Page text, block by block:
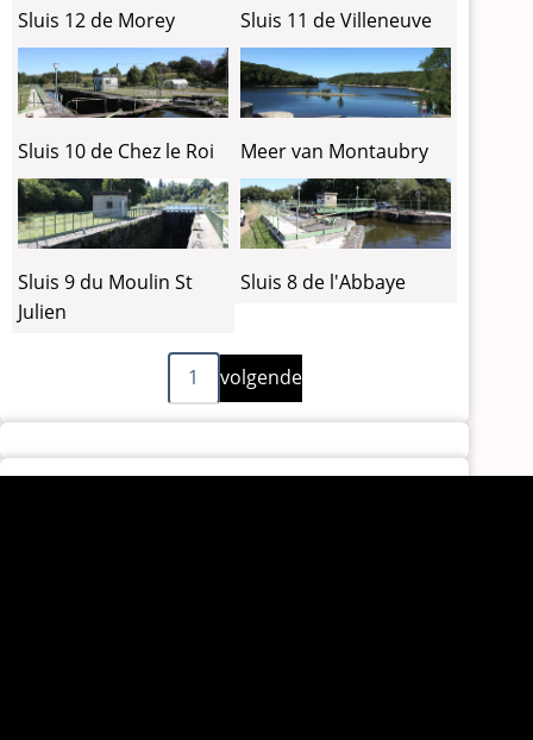
Sluis 12 de Morey Sluis 11 de Villeneuve
Sluis 10 de Chez le Roi Meer van Montaubry
Sluis 9 du Moulin St
Julien
Sluis 8 de l'Abbaye
1
Volgende
pagina
volgende